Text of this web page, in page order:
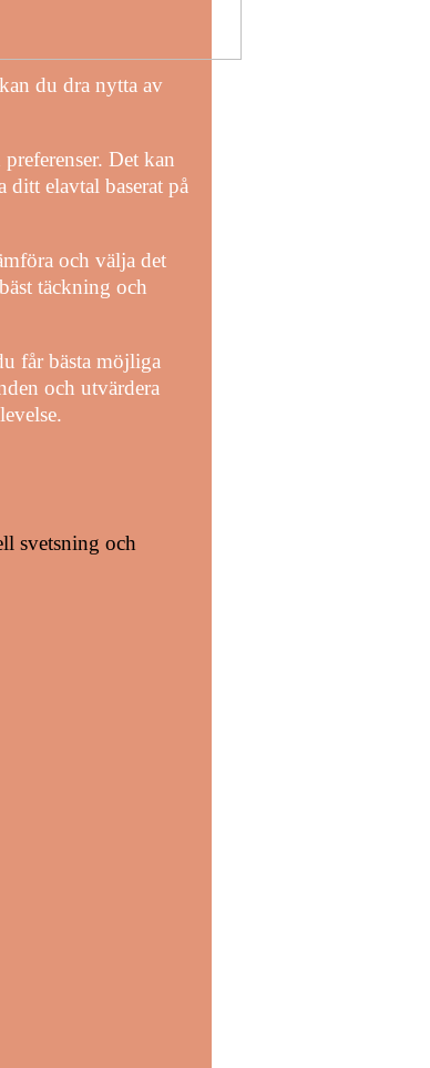
du dra nytta av
Det kan
elavtal baserat på
och välja det
täckning och
får bästa möjliga
och utvärdera
svetsning och